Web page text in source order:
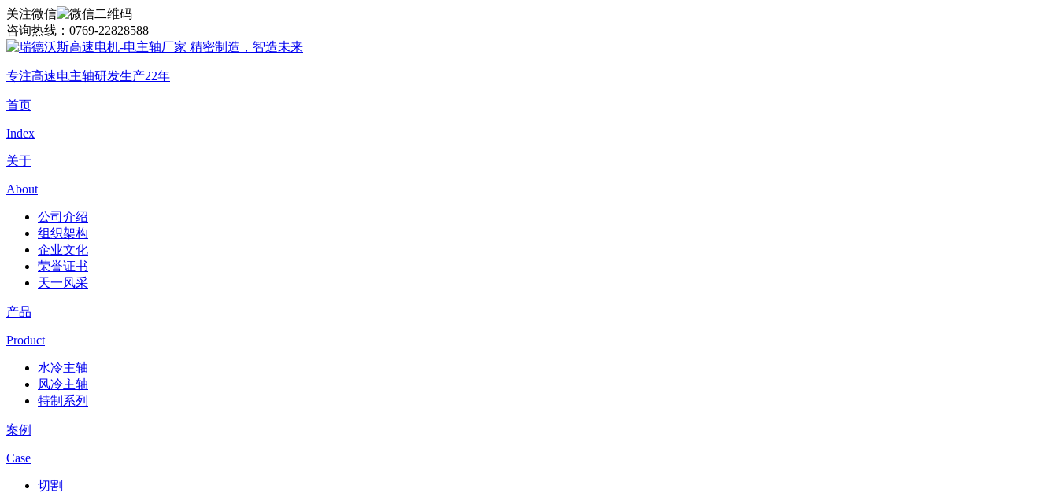
关注微信
咨询热线： 0769-22828588
精密制造，智造未来
专注高速电主轴研发生产22年
首页
Index
关于
About
公司介绍
组织架构
企业文化
荣誉证书
天一风采
产品
Product
水冷主轴
风冷主轴
特制系列
案例
Case
切割